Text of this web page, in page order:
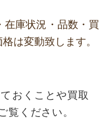
在庫状況・品数・買
は変動致します。
おくことや買取
覧ください。